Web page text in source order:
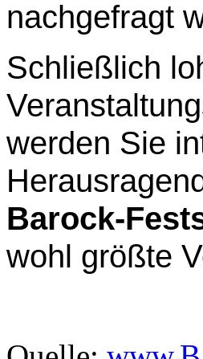
nachgefragt
Schließlich
werden Sie
Barock-
wohl größte